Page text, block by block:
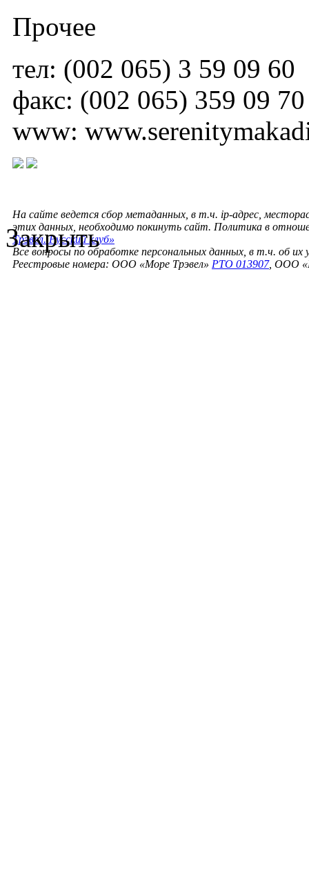
Прочее
тел: (002 065) 3 59 09 60
факс: (002 065) 359 09 70
www:
На сайте ведется сбор метаданных, в т.ч. ip-адрес,
этих данных, необходимо покинуть сайт. Политика в
Трэвел. Русский клуб»
Все вопросы по обработке персональных данных, в т.ч. об их
Реестровые номера: ООО «Море Трэвел» РТО 013907, ООО
Закрыть